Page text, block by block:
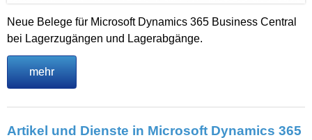
Neue Belege für Microsoft Dynamics 365 Business Central
bei Lagerzugängen und Lagerabgänge.
mehr
Artikel und Dienste in Microsoft Dynamics 365